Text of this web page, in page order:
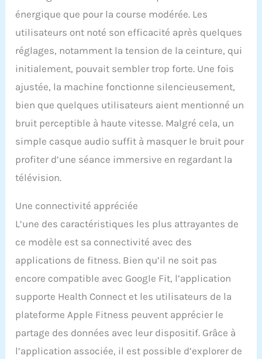
arbore une structure de
courroie de tapis de
course professionnelle à
quatre couches. Équipé
de planches de course en
PET résistantes à l'usure
et d'absorbeurs de chocs
impacts sur les
articulations,
garantissant ainsi que
chaque session
d'entraînement est à la
fois confortable et
WalkingPad tapis de
d'un écran LED clair qui
suit et affiche en temps
telles que la vitesse, la
distance parcourue, le
temps écoulé et la
consommation de
calories, ce qui améliore
considérablement votre
expérience globale
d'exercice. Contrôlez
énergique que pour la course modérée. Les
utilisateurs ont noté son efficacité après quelques
réglages, notamment la tension de la ceinture, qui
initialement, pouvait sembler trop forte. Une fois
ajustée, la machine fonctionne silencieusement,
bien que quelques utilisateurs aient mentionné un
bruit perceptible à haute vitesse. Malgré cela, un
simple casque audio suffit à masquer le bruit pour
profiter d’une séance immersive en regardant la
télévision.
Une connectivité appréciée
L’une des caractéristiques les plus attrayantes de
ce modèle est sa connectivité avec des
applications de fitness. Bien qu’il ne soit pas
encore compatible avec Google Fit, l’application
supporte Health Connect et les utilisateurs de la
plateforme Apple Fitness peuvent apprécier le
partage des données avec leur dispositif. Grâce à
l’application associée, il est possible d’explorer de